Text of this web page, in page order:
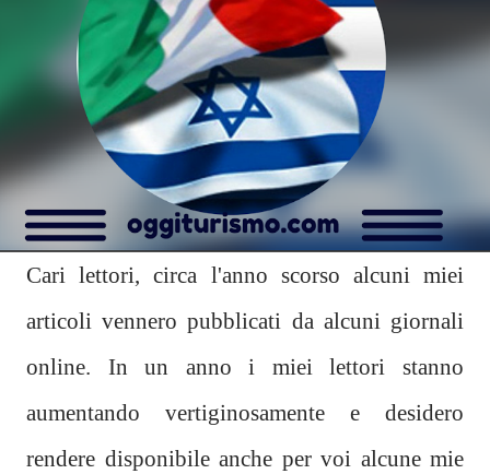
Cari lettori, circa l'anno scorso alcuni miei
articoli vennero pubblicati da alcuni giornali
online. In un anno i miei lettori stanno
aumentando vertiginosamente e desidero
rendere disponibile anche per voi alcune mie